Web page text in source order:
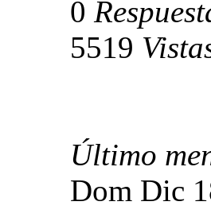
0
5519
Último
Dom Dic